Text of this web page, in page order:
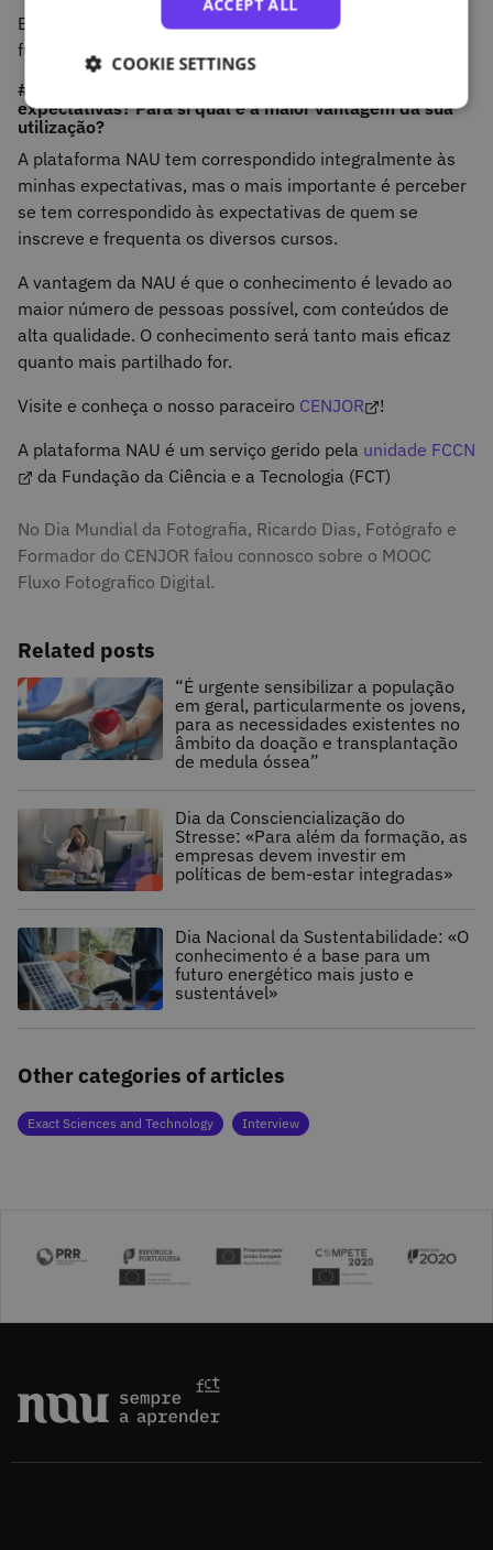
E não, o Curso está estruturado de forma única e
funciona como um todo.
#6 A Plataforma NAU tem correspondido às suas
expectativas? Para si qual é a maior vantagem da sua
utilização?
A plataforma NAU tem correspondido integralmente às
minhas expectativas, mas o mais importante é perceber
se tem correspondido às expectativas de quem se
inscreve e frequenta os diversos cursos.
A vantagem da NAU é que o conhecimento é levado ao
maior número de pessoas possível, com conteúdos de
alta qualidade. O conhecimento será tanto mais eficaz
quanto mais partilhado for.
Visite e conheça o nosso paraceiro CENJOR
!
A plataforma NAU é um serviço gerido pela unidade FCCN
da Fundação da Ciência e a Tecnologia (FCT)
No Dia Mundial da Fotografia, Ricardo Dias, Fotógrafo e
Formador do CENJOR falou connosco sobre o MOOC
Fluxo Fotografico Digital.
Related posts
“É urgente sensibilizar a população
em geral, particularmente os jovens,
para as necessidades existentes no
âmbito da doação e transplantação
de medula óssea”
Dia da Consciencialização do
Stresse: «Para além da formação, as
empresas devem investir em
políticas de bem-estar integradas»
Dia Nacional da Sustentabilidade: «O
conhecimento é a base para um
futuro energético mais justo e
sustentável»
Other categories of articles
Exact Sciences and Technology Interview
COOKIE SETTINGS